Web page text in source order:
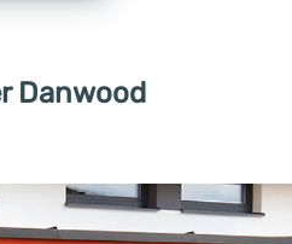
Danwood